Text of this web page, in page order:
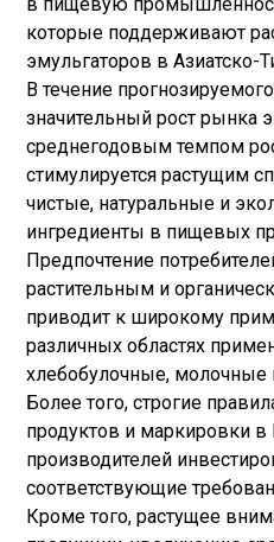
которые поддерживают
эмульгаторов в Азиатско-
В течение
значительный рост рынка
среднегодовым темпом
стимулируется растущим
чистые, натуральные и
ингредиенты в пищевых
Предпочтение
растительным и
приводит к широкому
различных областях
хлебобулочные, молочные
Более того, строгие
продуктов и маркировки
производителей
соответствующие
Кроме того, растущее